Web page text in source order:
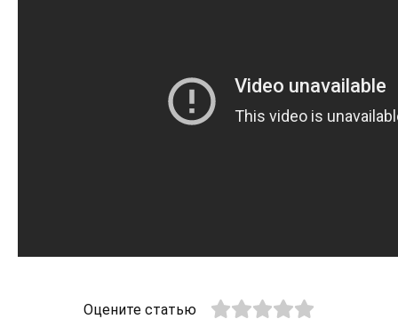
Оцените статью